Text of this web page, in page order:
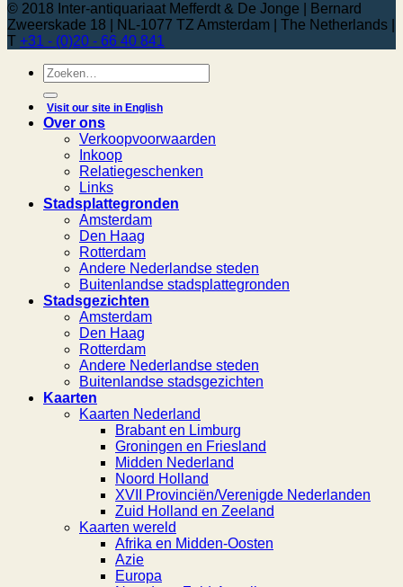
© 2018 Inter-antiquariaat Mefferdt & De Jonge | Bernard
Zweerskade 18 | NL-1077 TZ Amsterdam | The Netherlands |
T +31 - (0)20 - 66 40 841
Zoeken
naar:
Visit our site in English
Over ons
Verkoopvoorwaarden
Inkoop
Relatiegeschenken
Links
Stadsplattegronden
Amsterdam
Den Haag
Rotterdam
Andere Nederlandse steden
Buitenlandse stadsplattegronden
Stadsgezichten
Amsterdam
Den Haag
Rotterdam
Andere Nederlandse steden
Buitenlandse stadsgezichten
Kaarten
Kaarten Nederland
Brabant en Limburg
Groningen en Friesland
Midden Nederland
Noord Holland
XVII Provinciën/Verenigde Nederlanden
Zuid Holland en Zeeland
Kaarten wereld
Afrika en Midden-Oosten
Azie
Europa